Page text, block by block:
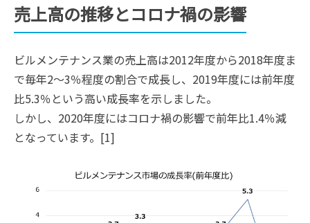
売上高の推移とコロナ禍の影響
ビルメンテナンス業の売上高は2012年度から2018年度ま
で毎年2～3％程度の割合で成長し、2019年度には前年度
比5.3％という高い成長率を示しました。
しかし、2020年度にはコロナ禍の影響で前年比1.4％減
となっています。[1]